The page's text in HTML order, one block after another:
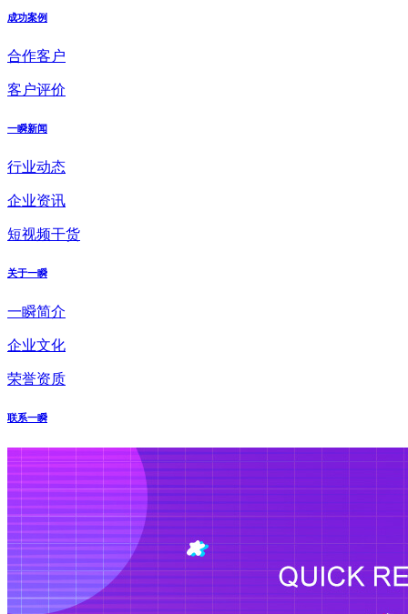
成功案例
合作客户
客户评价
一瞬新闻
行业动态
企业资讯
短视频干货
关于一瞬
一瞬简介
企业文化
荣誉资质
联系一瞬